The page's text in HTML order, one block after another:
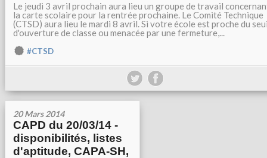
Le jeudi 3 avril prochain aura lieu un groupe de travail
la carte scolaire pour la rentrée prochaine. Le Comité Technique
(CTSD) aura lieu le mardi 8 avril. Si votre école est proche du
d'ouverture de classe ou menacée par une fermeture,...
#CTSD
20 Mars 2014
CAPD du 20/03/14 -
disponibilités, listes
d'aptitude, CAPA-SH,